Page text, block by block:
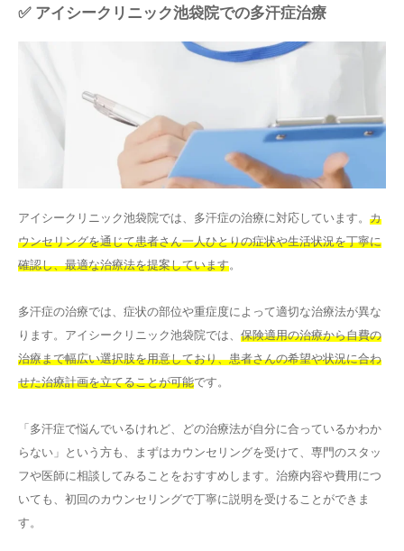
✅ アイシークリニック池袋院での多汗症治療
アイシークリニック池袋院では、多汗症の治療に対応しています。 カ
ウンセリングを通じて患者さん一人ひとりの症状や生活状況を丁寧に
確認し、最適な治療法を提案しています。
多汗症の治療では、症状の部位や重症度によって適切な治療法が異な
ります。アイシークリニック池袋院では、 保険適用の治療から自費の
治療まで幅広い選択肢を用意しており、患者さんの希望や状況に合わ
せた治療計画を立てることが可能です。
「多汗症で悩んでいるけれど、どの治療法が自分に合っているかわか
らない」という方も、まずはカウンセリングを受けて、専門のスタッ
フや医師に相談してみることをおすすめします。治療内容や費用につ
いても、初回のカウンセリングで丁寧に説明を受けることができま
す。